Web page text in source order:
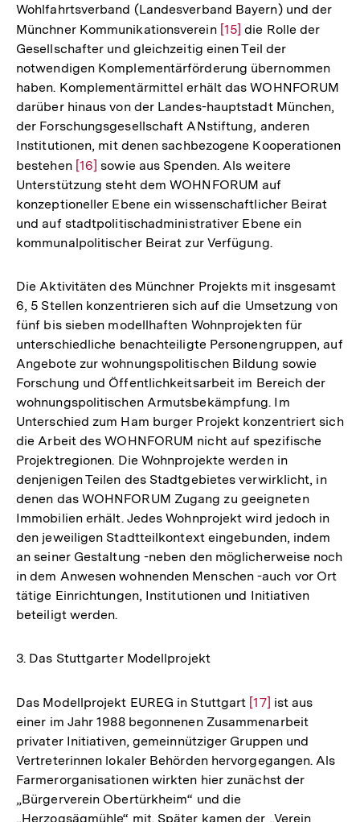
Wohlfahrtsverband (Landesverband Bayern) und der
Münchner Kommunikationsverein Zur
Auflösung
der
Fußnote
[15] die Rolle der
Gesellschafter und gleichzeitig einen Teil der
notwendigen Komplementärförderung übernommen
haben. Komplementärmittel erhält das WOHNFORUM
darüber hinaus von der Landes-hauptstadt München,
der Forschungsgesellschaft ANstiftung, anderen
Institutionen, mit denen sachbezogene Kooperationen
bestehen Zur
Auflösung
der
Fußnote
[16] sowie aus Spenden. Als weitere
Unterstützung steht dem WOHNFORUM auf
konzeptioneller Ebene ein wissenschaftlicher Beirat
und auf stadtpolitischadministrativer Ebene ein
kommunalpolitischer Beirat zur Verfügung.
Die Aktivitäten des Münchner Projekts mit insgesamt
6, 5 Stellen konzentrieren sich auf die Umsetzung von
fünf bis sieben modellhaften Wohnprojekten für
unterschiedliche benachteiligte Personengruppen, auf
Angebote zur wohnungspolitischen Bildung sowie
Forschung und Öffentlichkeitsarbeit im Bereich der
wohnungspolitischen Armutsbekämpfung. Im
Unterschied zum Ham­ burger Projekt konzentriert sich
die Arbeit des WOHNFORUM nicht auf spezifische
Projektregionen. Die Wohnprojekte werden in
denjenigen Teilen des Stadtgebietes verwirklicht, in
denen das WOHNFORUM Zugang zu geeigneten
Immobilien erhält. Jedes Wohnprojekt wird jedoch in
den jeweiligen Stadtteilkontext eingebunden, indem
an seiner Gestaltung -neben den möglicherweise noch
in dem Anwesen wohnenden Menschen -auch vor Ort
tätige Einrichtungen, Institutionen und Initiativen
beteiligt werden.
3. Das Stuttgarter Modellprojekt
Das Modellprojekt EUREG in Stuttgart Zur
Auflösung
der
Fußnote
[17] ist aus
einer im Jahr 1988 begonnenen Zusammenarbeit
privater Initiativen, gemeinnütziger Gruppen und
Vertreterinnen lokaler Behörden hervorgegangen. Als
Farmerorganisationen wirkten hier zunächst der
„Bürgerverein Obertürkheim“ und die
„Herzogsägmühle“ mit. Später kamen der „Verein